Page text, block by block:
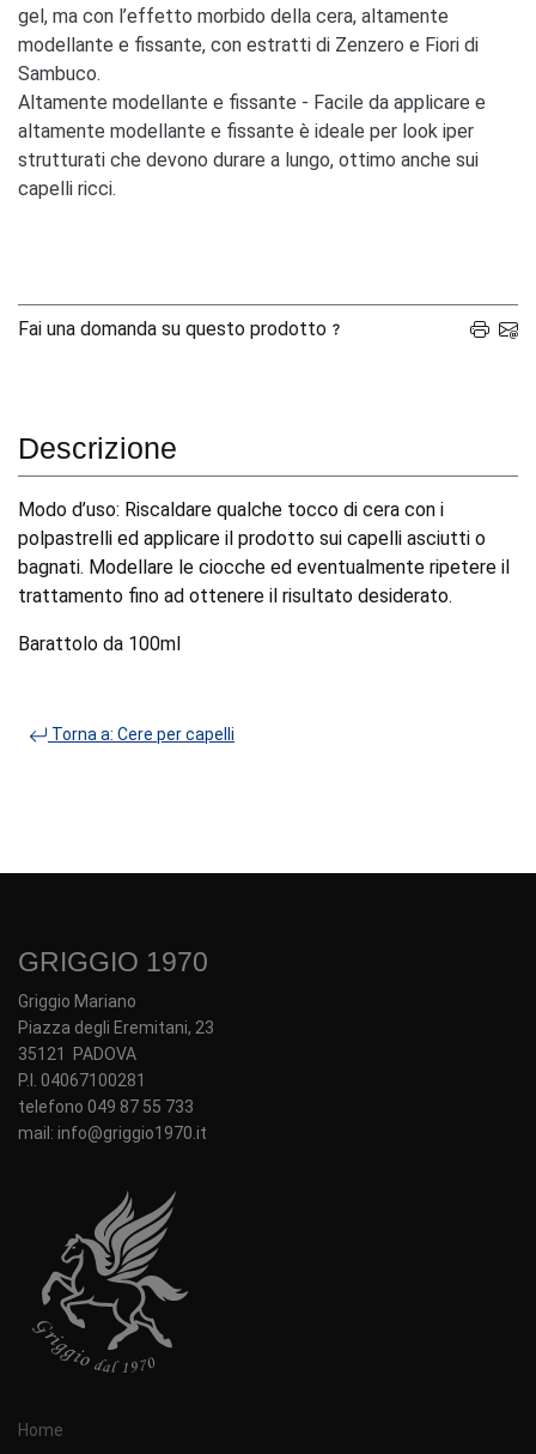
gel, ma con l’effetto morbido della cera, altamente
modellante e fissante, con estratti di Zenzero e Fiori di
Sambuco.
Altamente modellante e fissante - Facile da applicare e
altamente modellante e fissante è ideale per look iper
strutturati che devono durare a lungo, ottimo anche sui
capelli ricci.
Fai una domanda su questo prodotto
Descrizione
Modo d’uso: Riscaldare qualche tocco di cera con i
polpastrelli ed applicare il prodotto sui capelli asciutti o
bagnati. Modellare le ciocche ed eventualmente ripetere il
trattamento fino ad ottenere il risultato desiderato.
Barattolo da 100ml
Torna a: Cere per capelli
GRIGGIO 1970
Griggio Mariano
Piazza degli Eremitani, 23
35121 PADOVA
P.I. 04067100281
telefono 049 87 55 733
mail: info@griggio1970.it
Home